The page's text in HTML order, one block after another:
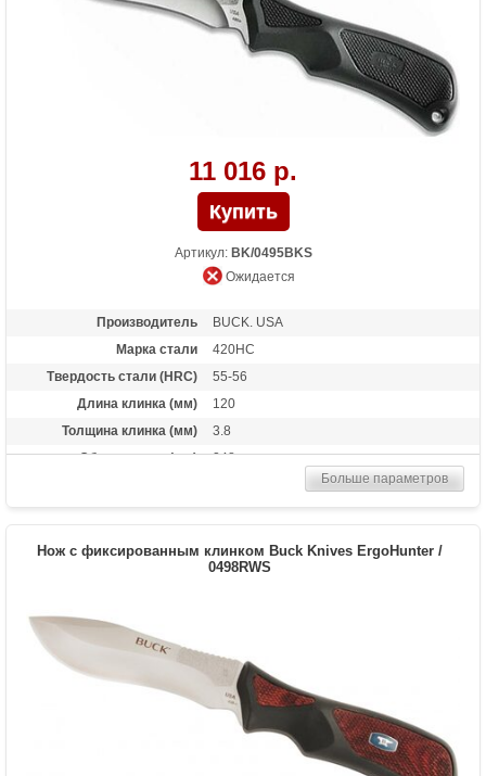
11 016 р.
Артикул: BK/0495BKS
Ожидается
Производитель
BUCK. USA
Марка стали
420HC
Твердость стали (HRC)
55-56
Длина клинка (мм)
120
Толщина клинка (мм)
3.8
Общая длина (мм)
248
Вес (гр)
232.5
Больше параметров
Нож с фиксированным клинком Buck Knives ErgoHunter /
0498RWS